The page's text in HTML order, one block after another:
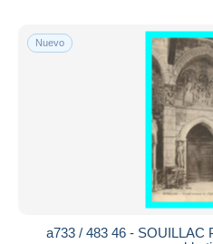
Nuevo
a733 / 483 46 - SOUILLAC